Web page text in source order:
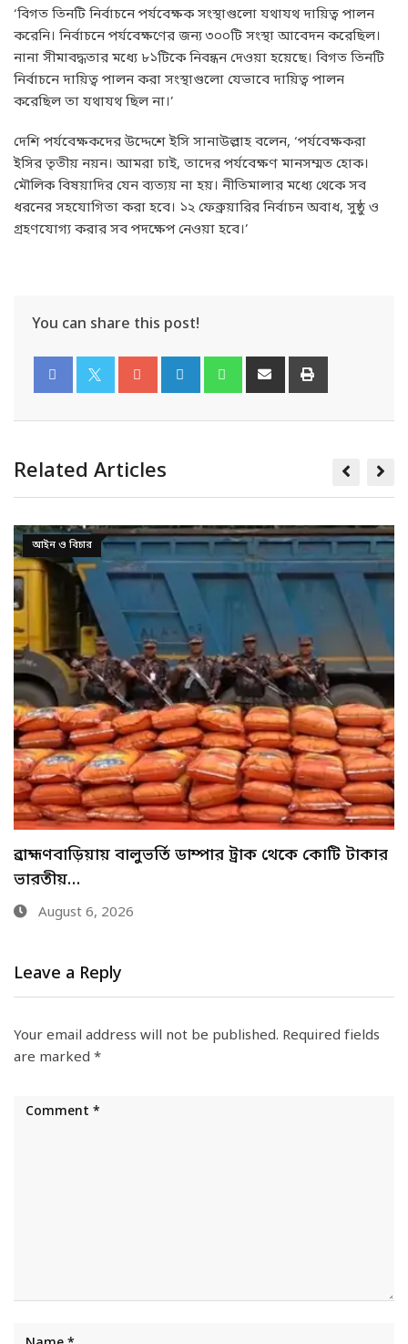
‘বিগত তিনটি নির্বাচনে পর্যবেক্ষক সংস্থাগুলো যথাযথ দায়িত্ব পালন
করেনি। নির্বাচনে পর্যবেক্ষণের জন্য ৩০০টি সংস্থা আবেদন করেছিল।
নানা সীমাবদ্ধতার মধ্যে ৮১টিকে নিবন্ধন দেওয়া হয়েছে। বিগত তিনটি
নির্বাচনে দায়িত্ব পালন করা সংস্থাগুলো যেভাবে দায়িত্ব পালন
করেছিল তা যথাযথ ছিল না।’
দেশি পর্যবেক্ষকদের উদ্দেশে ইসি সানাউল্লাহ বলেন, ‘পর্যবেক্ষকরা
ইসির তৃতীয় নয়ন। আমরা চাই, তাদের পর্যবেক্ষণ মানসম্মত হোক।
মৌলিক বিষয়াদির যেন ব্যত্যয় না হয়। নীতিমালার মধ্যে থেকে সব
ধরনের সহযোগিতা করা হবে। ১২ ফেব্রুয়ারির নির্বাচন অবাধ, সুষ্ঠু ও
গ্রহণযোগ্য করার সব পদক্ষেপ নেওয়া হবে।’
You can share this post!
Related Articles
জাতীয়
ভারতের কাছ থেকে আরও বেশি জ্বালানি চেয়েছে
বাংলাদেশ
August 6, 2026
Leave a Reply
Your email address will not be published. Required fields
are marked *